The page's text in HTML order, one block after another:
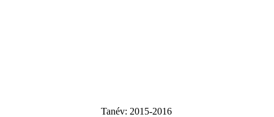
Tanév: 2015-2016